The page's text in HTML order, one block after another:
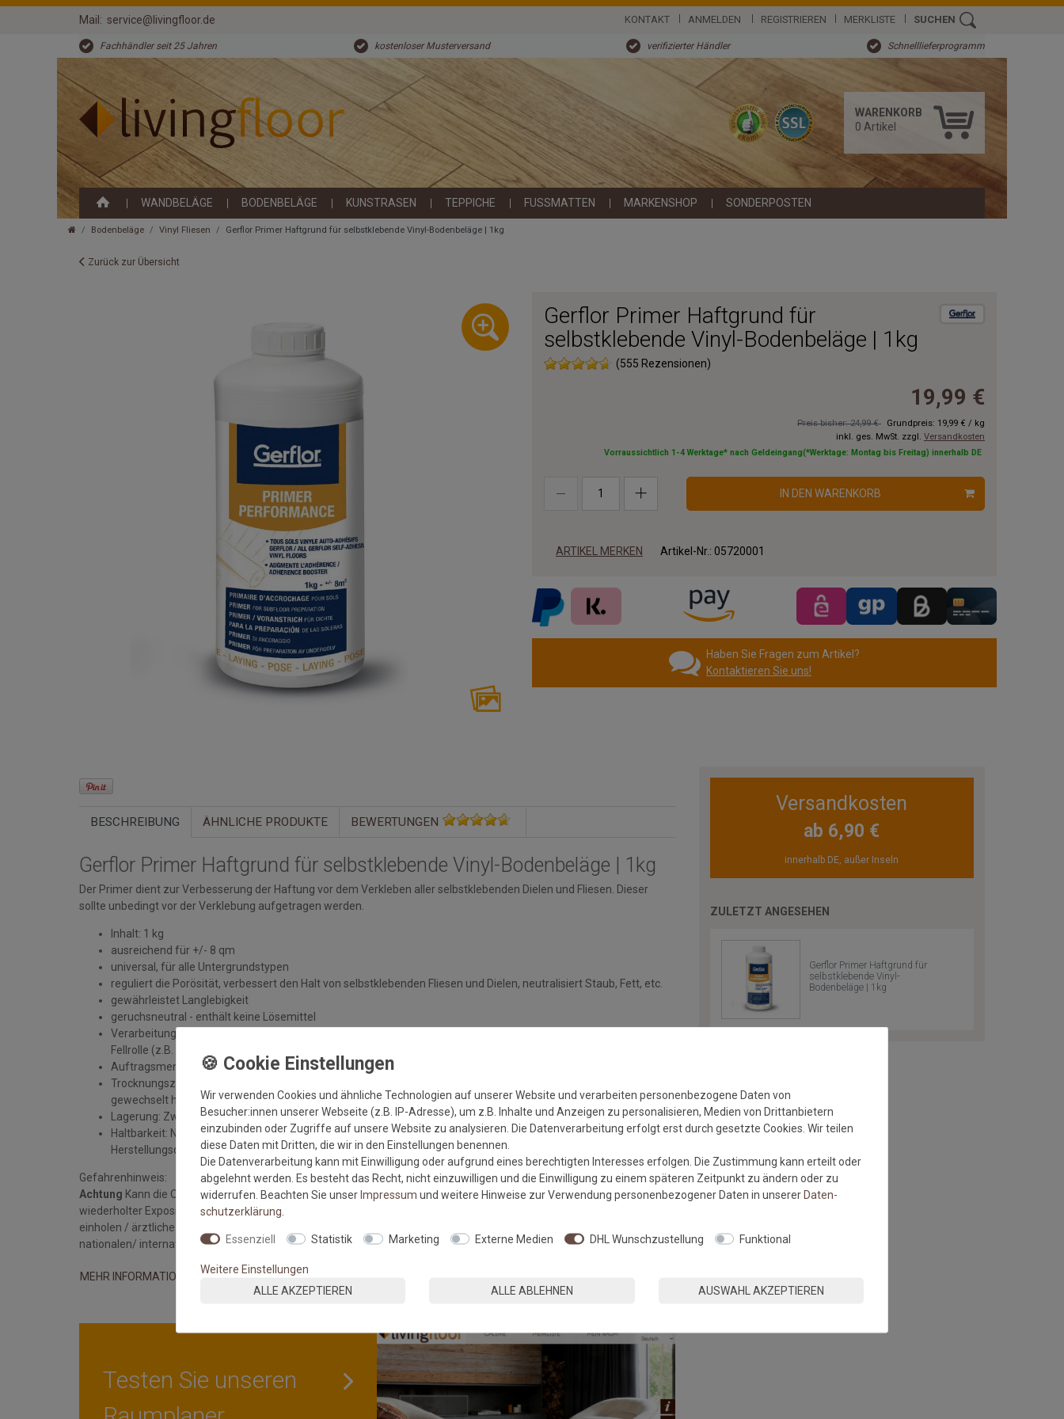
Mail: service@livingfloor.de KONTAKT ANMELDEN REGISTRIEREN MERKLISTE SUCHEN
Fachhändler seit 25 Jahren kostenloser Musterversand verifizierter Händler Schnelllieferprogramm
WARENKORB
0 Artikel
WANDBELÄGE BODENBELÄGE KUNSTRASEN TEPPICHE FUSSMATTEN MARKENSHOP SONDERPOSTEN
Bodenbeläge Vinyl Fliesen Gerflor Primer Haftgrund für selbstklebende Vinyl-Bodenbeläge | 1kg
Zurück zur Übersicht
Gerflor Primer Haftgrund für
selbstklebende Vinyl-Bodenbeläge | 1kg
(555 Rezensionen)
19,99 €
Preis bisher: 24,99 € Grundpreis: 19,99 € / kg
inkl. ges. MwSt. zzgl. Versandkosten
Vorraussichtlich 1-4 Werktage* nach Geldeingang(*Werktage: Montag bis Freitag) innerhalb DE
IN DEN WARENKORB
ARTIKEL MERKEN Artikel-Nr.: 05720001
Haben Sie Fragen zum Artikel?
Kontaktieren Sie uns!
BESCHREIBUNG ÄHNLICHE PRODUKTE BEWERTUNGEN
Gerflor Primer Haftgrund für selbstklebende Vinyl-Bodenbeläge | 1kg
Der Primer dient zur Verbesserung der Haftung vor dem Verkleben aller selbstklebenden Dielen und Fliesen. Dieser
sollte unbedingt vor der Verklebung aufgetragen werden.
Inhalt: 1 kg
ausreichend für +/- 8 qm
universal, für alle Untergrundstypen
reguliert die Porösität, verbessert den Halt von selbstklebenden Fliesen und Dielen, neutralisiert Staub, Fett, etc.
gewährleistet Langlebigkeit
geruchsneutral - enthält keine Lösemittel
Verarbeitung: Der Untergrund muss fest, trocken und sauber sein. Der Auftrag erfolgt unverdünnt mit einer
Fellrolle (z.B. Lammfellrolle), um eine gleichmäßige Benetzung der Unterbodens zu gewährleisten.
Auftragsmenge: 100 bis 150 g/qm, abhängig von der Porosität des Unterbodens.
Trocknungszeit: Der Untergrund ist verlegereif, sobald die Farbe des Primers von weiß auf transparent
gewechselt hat.
Lagerung: Zwischen 10 und 25 °C. Vor Forst schützen.
Haltbarkeit: Nach dem Öffnen innerhalb von 12 Monaten verbrauchen. (Auf der Flasche ist das
Herstellungsdatum aufgedruckt)
Gefahrenhinweis:
Achtung Kann die Organe schädigen bei längerer oder
wiederholter Exposition. Staub / Rauch / Gas / Nebel / Dampf / Aerosol nicht einatmen. Bei Unwohlsein ärztlichen Rat
einholen / ärztliche Hilfe hinzuziehen. Entsorgung des Inhalts / des Behälters gemäß den örtlichen / regionalen /
nationalen/ internationalen Vorschriften.
MEHR INFORMATIONEN ZUM EU VERANTWORTLICHEN »
Testen Sie unseren
Versandkosten
ab 6,90 €
innerhalb DE, außer Inseln
ZULETZT ANGESEHEN
Gerflor Primer Haftgrund für
selbstklebende Vinyl-
Bodenbeläge | 1kg
Wir verwenden Cookies und ähnliche Technologien auf unserer Website und verarbeiten personenbezogene Daten von
Besucher:innen unserer Webseite (z.B. IP-Adresse), um z.B. Inhalte und Anzeigen zu personalisieren, Medien von Drittanbietern
einzubinden oder Zugriffe auf unsere Website zu analysieren. Die Datenverarbeitung erfolgt erst durch gesetzte Cookies. Wir teilen
diese Daten mit Dritten, die wir in den Einstellungen benennen.
Die Datenverarbeitung kann mit Einwilligung oder aufgrund eines berechtigten Interesses erfolgen. Die Zustimmung kann erteilt oder
abgelehnt werden. Es besteht das Recht, nicht einzuwilligen und die Einwilligung zu einem späteren Zeitpunkt zu ändern oder zu
widerrufen. Beachten Sie unserImpressum und weitere Hinweise zur Verwendung personenbezogener Daten in unsererDaten­
schutz­erklärung
Essenziell Statistik Marketing Externe Medien DHL Wunschzustellung Funktional
Weitere Einstellungen
ALLE AKZEPTIEREN
ALLE ABLEHNEN AUSWAHL AKZEPTIEREN